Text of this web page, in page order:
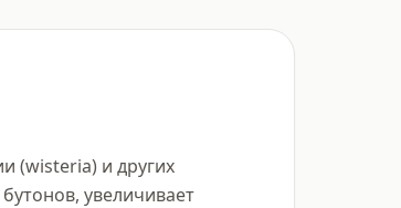
(wisteria) и других
увеличивает